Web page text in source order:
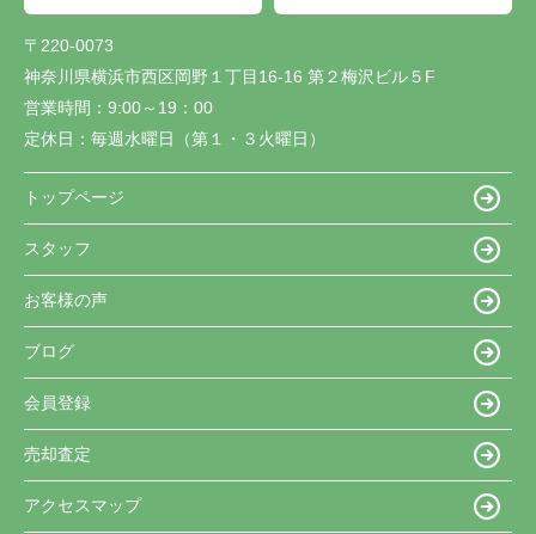
〒220-0073
神奈川県横浜市西区岡野１丁目16-16 第２梅沢ビル５F
営業時間： 9:00～19：00
定休日： 毎週水曜日（第１・３火曜日）
トップページ
スタッフ
お客様の声
ブログ
会員登録
売却査定
アクセスマップ